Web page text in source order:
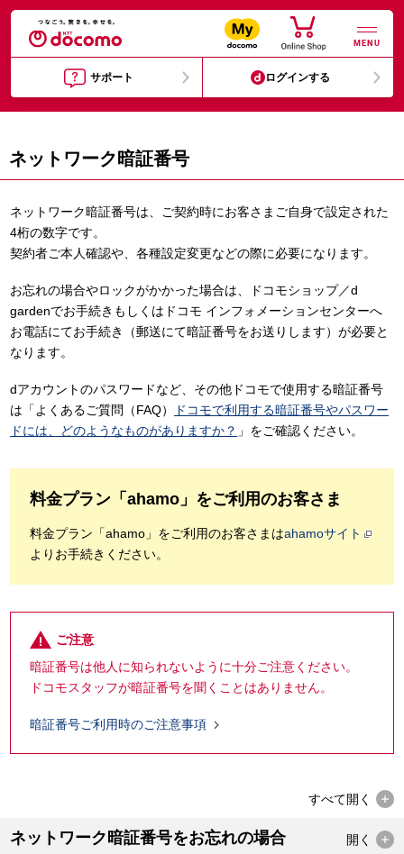
MENU
サポート ログインする
ネットワーク暗証番号
ネットワーク暗証番号は、ご契約時にお客さまご自身で設定された
4桁の数字です。
契約者ご本人確認や、各種設定変更などの際に必要になります。
お忘れの場合やロックがかかった場合は、ドコモショップ／d
gardenでお手続きもしくはドコモ インフォメーションセンターへ
お電話にてお手続き（郵送にて暗証番号をお送りします）が必要と
なります。
dアカウントのパスワードなど、その他ドコモで使用する暗証番号
は「よくあるご質問（FAQ）
ドコモで利用する暗証番号やパスワー
ドには、どのようなものがありますか？ 」をご確認ください。
料金プラン「ahamo」をご利用のお客さま
料金プラン「ahamo」をご利用のお客さまはahamoサイト
よりお手続きください。
ご注意
暗証番号は他人に知られないように十分ご注意ください。
ドコモスタッフが暗証番号を聞くことはありません。
暗証番号ご利用時のご注意事項 
すべて開く
ネットワーク暗証番号をお忘れの場合 開く